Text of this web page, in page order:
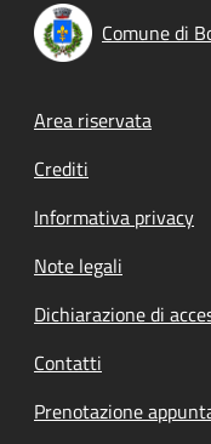
Comune di
Footer
Area riservata
Crediti
Informativa privacy
Note legali
Dichiarazione di
Contatti
Prenotazione